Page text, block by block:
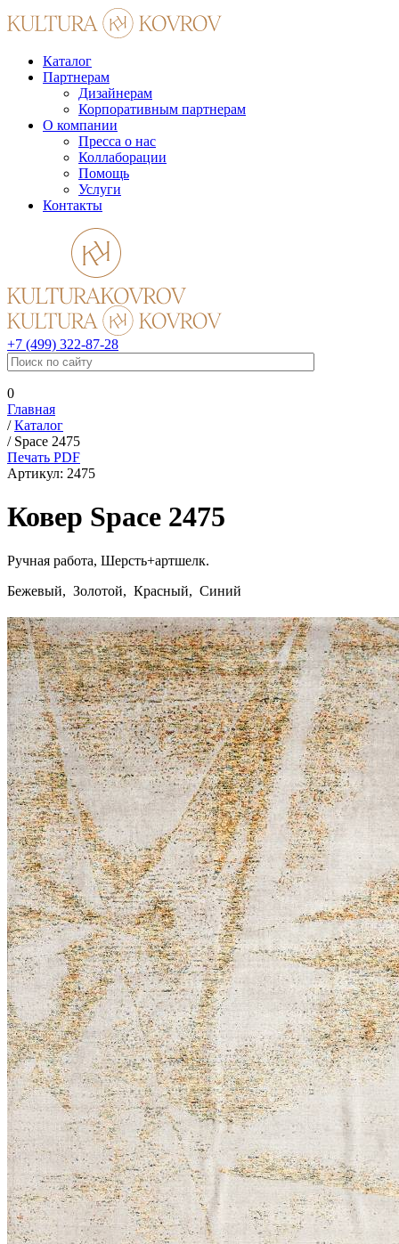
Каталог
Партнерам
Дизайнерам
Корпоративным партнерам
О компании
Пресса о нас
Коллаборации
Помощь
Услуги
Контакты
+7 (499) 322-87-28
0
Главная
/Каталог
/ Space 2475
Печать PDF
Артикул: 2475
Ковер Space 2475
Ручная работа, Шерсть+артшелк.
Бежевый, Золотой, Красный, Синий